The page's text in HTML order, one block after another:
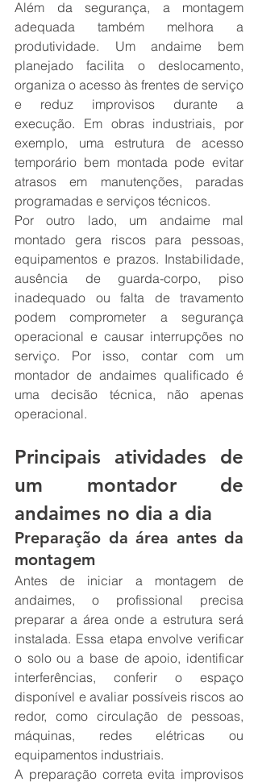
Além da segurança, a montagem
adequada também melhora a
produtividade. Um andaime bem
planejado facilita o deslocamento,
organiza o acesso às frentes de serviço
e reduz improvisos durante a
execução. Em obras industriais, por
exemplo, uma estrutura de acesso
temporário bem montada pode evitar
atrasos em manutenções, paradas
programadas e serviços técnicos.
Por outro lado, um andaime mal
montado gera riscos para pessoas,
equipamentos e prazos. Instabilidade,
ausência de guarda-corpo, piso
inadequado ou falta de travamento
podem comprometer a segurança
operacional e causar interrupções no
serviço. Por isso, contar com um
montador de andaimes qualificado é
uma decisão técnica, não apenas
operacional.
Principais atividades de
um montador de
andaimes no dia a dia
Preparação da área antes da
montagem
Antes de iniciar a montagem de
andaimes, o profissional precisa
preparar a área onde a estrutura será
instalada. Essa etapa envolve verificar
o solo ou a base de apoio, identificar
interferências, conferir o espaço
disponível e avaliar possíveis riscos ao
redor, como circulação de pessoas,
máquinas, redes elétricas ou
equipamentos industriais.
A preparação correta evita improvisos